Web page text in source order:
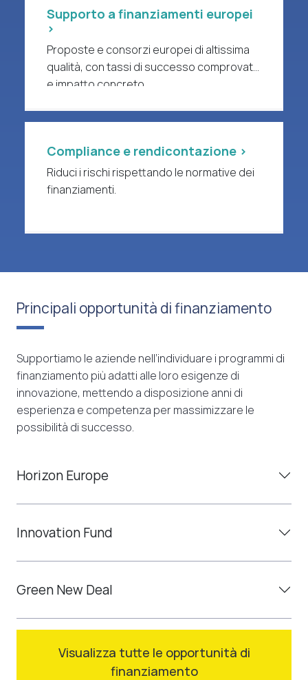
Supporto a finanziamenti europei
>
Proposte e consorzi europei di altissima
qualità, con tassi di successo comprovati
e impatto concreto.
Compliance e rendicontazione >
Riduci i rischi rispettando le normative dei
finanziamenti.
Principali opportunità di finanziamento
Supportiamo le aziende nell’individuare i programmi di
finanziamento più adatti alle loro esigenze di
innovazione, mettendo a disposizione anni di
esperienza e competenza per massimizzare le
possibilità di successo.
Horizon Europe
Innovation Fund
Green New Deal
Visualizza tutte le opportunità di
finanziamento